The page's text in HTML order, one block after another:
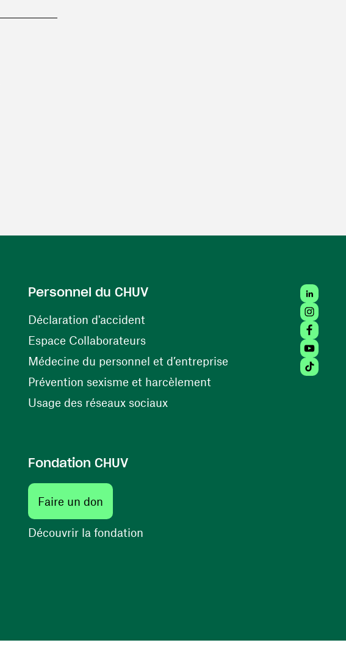
Personnel du CHUV
Déclaration d'accident(ouvre une nouvelle fenêtre)
Espace Collaborateurs(ouvre une nouvelle fenêtre)
Médecine du personnel et d’entreprise(ouvre une nouvelle
Prévention sexisme et harcèlement(ouvre une nouvelle
Usage des réseaux sociaux(ouvre une nouvelle fenêtre)
Fondation CHUV
Faire un don(ouvre une nouvelle fenêtre)
Découvrir la fondation(ouvre une nouvelle fenêtre)
Tiktok